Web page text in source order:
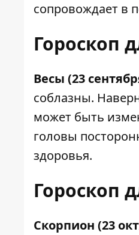
сопровождает в
Гороскоп
Весы (23
соблазны.
может быть
головы
здоровья.
Гороскоп
Скорпион (23